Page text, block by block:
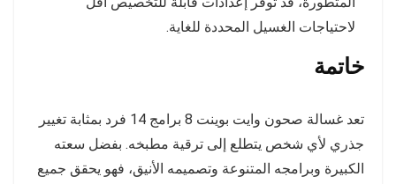
لاحتياجات الغسيل المحددة للغاية.
خاتمة
تعد غسالة صحون وايت بوينت 8 برامج 14 فرد بمثابة تغيير
جذري لأي شخص يتطلع إلى ترقية مطبخه. بفضل سعته
الكبيرة وبرامجه المتنوعة وتصميمه الأنيق، فهو يحقق جميع